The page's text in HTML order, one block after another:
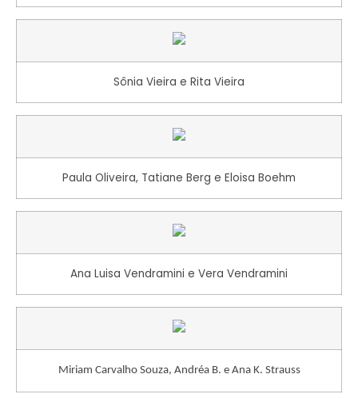
Sônia Vieira e Rita Vieira
Paula Oliveira, Tatiane Berg e Eloisa Boehm
Ana Luisa Vendramini e Vera Vendramini
Miriam Carvalho Souza, Andréa B. e Ana K. Strauss